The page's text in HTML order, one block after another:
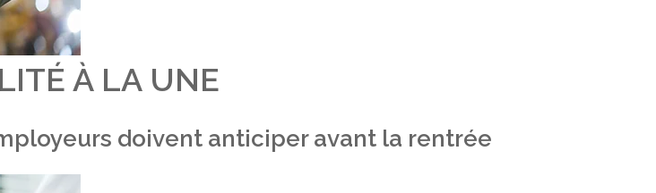
À LA UNE
doivent anticiper avant la rentrée